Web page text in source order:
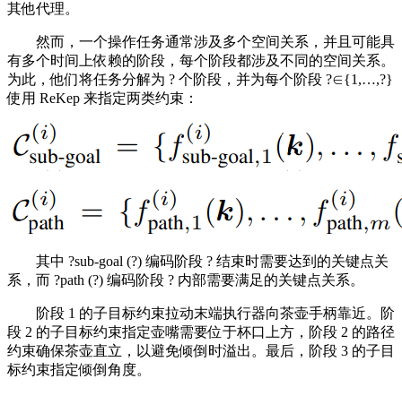
其他代理。
然而，一个操作任务通常涉及多个空间关系，并且可能具
有多个时间上依赖的阶段，每个阶段都涉及不同的空间关系。
为此，他们将任务分解为 ? 个阶段，并为每个阶段 ?∈{1,…,?}
使用 ReKep 来指定两类约束：
其中 ?sub-goal (?) 编码阶段 ? 结束时需要达到的关键点关
系，而 ?path (?) 编码阶段 ? 内部需要满足的关键点关系。
阶段 1 的子目标约束拉动末端执行器向茶壶手柄靠近。阶
段 2 的子目标约束指定壶嘴需要位于杯口上方，阶段 2 的路径
约束确保茶壶直立，以避免倾倒时溢出。最后，阶段 3 的子目
标约束指定倾倒角度。